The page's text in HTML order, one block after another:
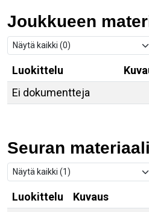
Joukkueen
Luokittelu
Ei dokumentteja
Seuran
Luokittelu Kuvaus